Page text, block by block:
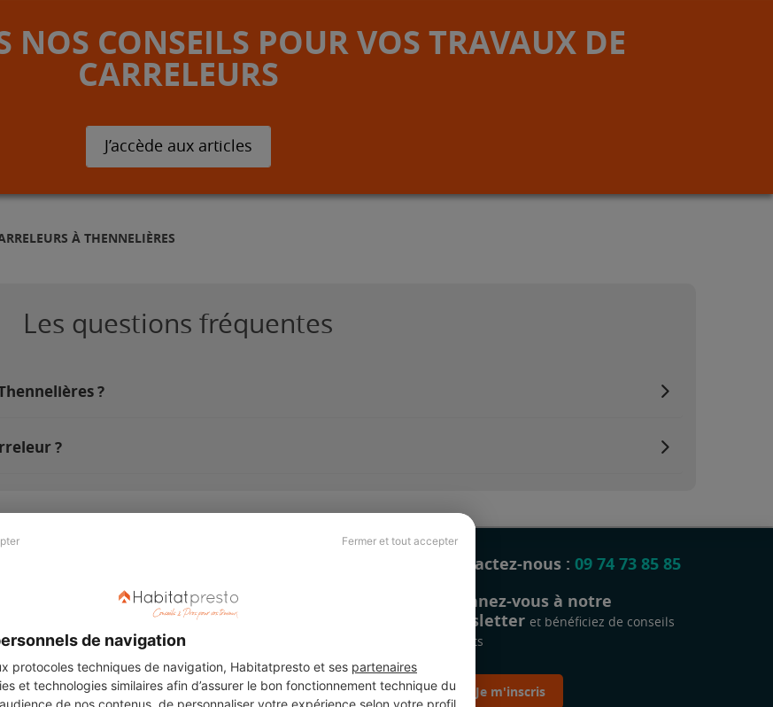
Fermer et tout accepter
de navigation
protocoles techniques de navigation, Habitatpresto et ses partenaires
et technologies similaires afin d’assurer le bon fonctionnement technique du
de nos contenus, de personnaliser votre expérience selon votre profil
NOS CONSEILS POUR VOS TRAVAUX DE
CARRELEURS
J’accède aux articles
À THENNELIÈRES
Les questions fréquentes
?
?
Revue de presse
Légal
Charte cookies
Contactez-nous : 09 74 73 85 85
Abonnez-vous à notre
newsletter et bénéficiez de conseils
gratuits
Je m'inscris